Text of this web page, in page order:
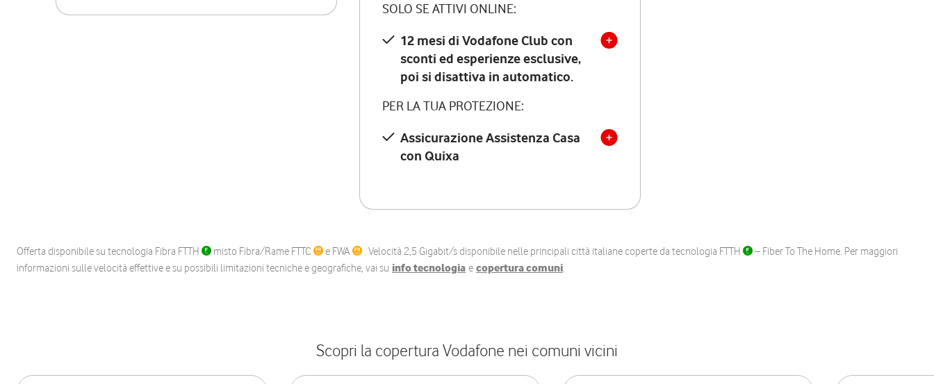
SOLO SE ATTIVI ONLINE:
12 mesi di Vodafone Club con
sconti ed esperienze esclusive,
poi si disattiva in automatico.
PER LA TUA PROTEZIONE:
Assicurazione Assistenza Casa
con Quixa
Offerta disponibile su tecnologia Fibra FTTH misto Fibra/Rame FTTC e FWA . Velocità 2,5 Gigabit/s disponibile nelle principali città italiane coperte da tecnologia FTTH
– Fiber To The Home. Per maggiori
informazioni sulle velocità effettive e su possibili limitazioni tecniche e geografiche, vai su info tecnologia e copertura comuni.
Scopri la copertura Vodafone nei comuni vicini